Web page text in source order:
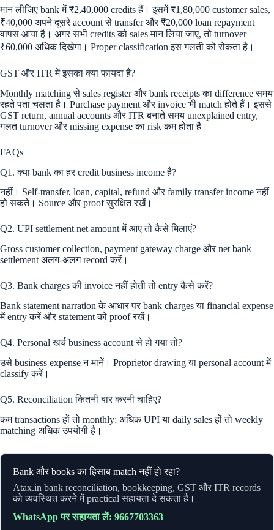
मान लीजिए bank में ₹2,40,000 credits हैं। इसमें ₹1,80,000 customer sales,
₹40,000 अपने दूसरे account से transfer और ₹20,000 loan repayment
वापस आया है। अगर सभी credits को sales मान लिया जाए, तो turnover
₹60,000 अधिक दिखेगा। Proper classification इस गलती को रोकता है।
GST और ITR में इसका क्या फायदा है?
Monthly matching से sales register और bank receipts का difference समय
रहते पता चलता है। Purchase payment और invoice भी match होते हैं। इससे
GST return, annual accounts और ITR बनाते समय unexplained entry,
गलत turnover और missing expense का risk कम होता है।
FAQs
Q1. क्या bank का हर credit business income है?
नहीं। Self-transfer, loan, capital, refund और family transfer income नहीं
हो सकते। Source और proof सुरक्षित रखें।
Q2. UPI settlement net amount में आए तो कैसे मिलाएं?
Gross customer collection, payment gateway charge और net bank
settlement अलग-अलग record करें।
Q3. Bank charges की invoice नहीं होती तो entry कैसे करें?
Bank statement narration के आधार पर bank charges या financial expense
में entry करें और statement को proof रखें।
Q4. Personal खर्च business account से हो गया तो?
उसे business expense न मानें। Proprietor drawing या personal account में
classify करें।
Q5. Reconciliation कितनी बार करनी चाहिए?
कम transactions हों तो monthly; अधिक UPI या daily sales हों तो weekly
matching अधिक उपयोगी है।
Bank और books का हिसाब match नहीं हो रहा?
Atax.in bank reconciliation, bookkeeping, GST और ITR records
को व्यवस्थित करने में practical सहायता दे सकता है।
WhatsApp पर सहायता लें: 9667703363